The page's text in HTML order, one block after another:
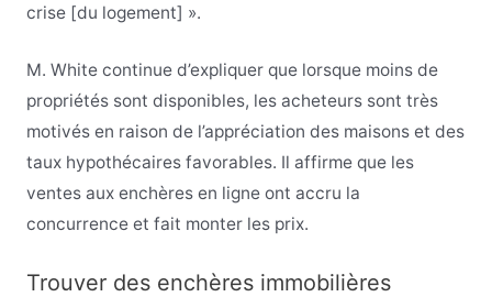
crise [du logement] ».
M. White continue d’expliquer que lorsque moins de
propriétés sont disponibles, les acheteurs sont très
motivés en raison de l’appréciation des maisons et des
taux hypothécaires favorables. Il affirme que les
ventes aux enchères en ligne ont accru la
concurrence et fait monter les prix.
Trouver des enchères immobilières